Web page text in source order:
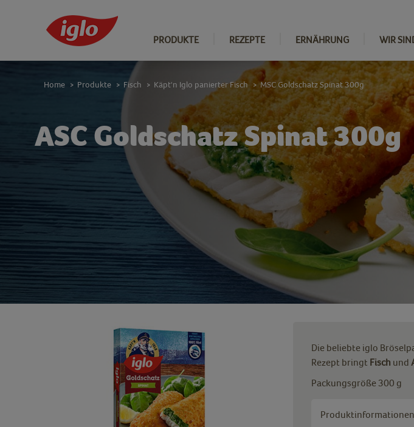
PRODUKTE REZEPTE ERNÄHRUNG WIR
ASC Goldschatz Spinat 300g
Home > Produkte > Fisch > Käpt'n Iglo panierter Fisch > MSC Goldschatz Spinat 300g
Die beliebte iglo
Rezept bringt Fisch und
Packungsgröße 300 g
Produktinformationen